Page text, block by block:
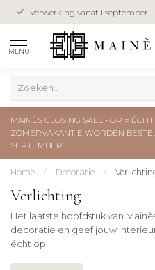
Verwerking vanaf 1 september
MENU
MAINÈS CLOSING SALE • OP =
ZOMERVAKANTIE WORDEN
SEPTEMBER
Home / Decoratie /
Verlichting
Het laatste hoofdstuk van
decoratie en geef jouw
écht op.